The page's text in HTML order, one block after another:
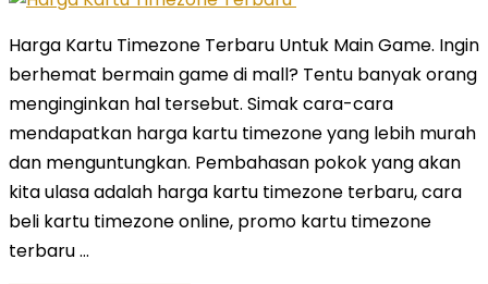
Harga Kartu Timezone Terbaru Untuk Main Game. Ingin
berhemat bermain game di mall? Tentu banyak orang
menginginkan hal tersebut. Simak cara-cara
mendapatkan harga kartu timezone yang lebih murah
dan menguntungkan. Pembahasan pokok yang akan
kita ulasa adalah harga kartu timezone terbaru, cara
beli kartu timezone online, promo kartu timezone
terbaru …